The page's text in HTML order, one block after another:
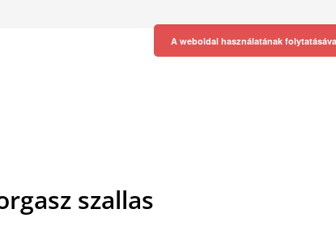
szallas
A weboldal használatának